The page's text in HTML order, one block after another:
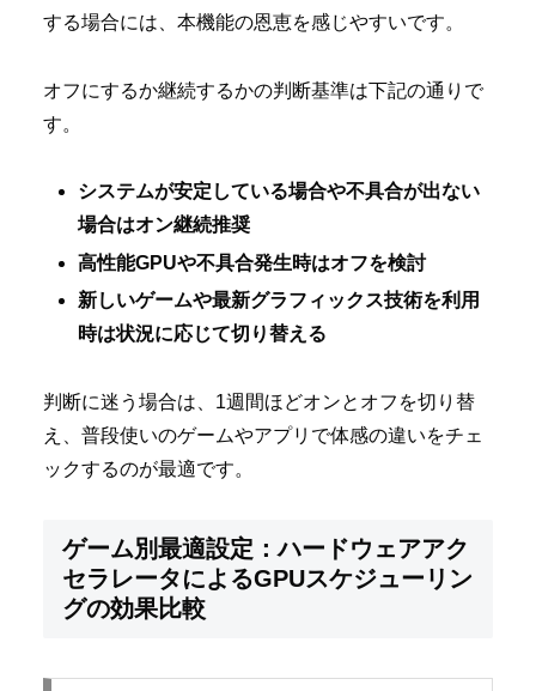
する場合には、本機能の恩恵を感じやすいです。
オフにするか継続するかの判断基準は下記の通りで
す。
システムが安定している場合や不具合が出ない
場合はオン継続推奨
高性能GPUや不具合発生時はオフを検討
新しいゲームや最新グラフィックス技術を利用
時は状況に応じて切り替える
判断に迷う場合は、1週間ほどオンとオフを切り替
え、普段使いのゲームやアプリで体感の違いをチェ
ックするのが最適です。
ゲーム別最適設定：ハードウェアアク
セラレータによるGPUスケジューリン
グの効果比較